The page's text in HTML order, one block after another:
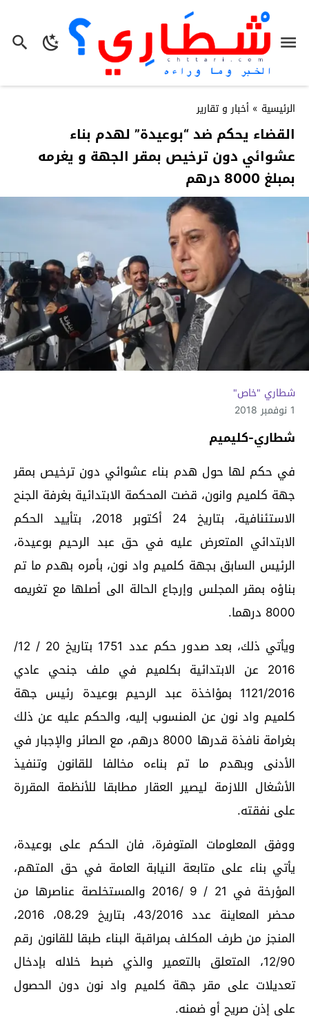
الرئيسية » أخبار و تقارير
القضاء يحكم ضد “بوعيدة” لهدم بناء
عشوائي دون ترخيص بمقر الجهة و يغرمه
بمبلغ 8000 درهم
شطاري "خاص"
1 نوفمبر 2018
شطاري-كليميم
في حكم لها حول هدم بناء عشوائي دون ترخيص بمقر
جهة كلميم وانون، قضت المحكمة الابتدائية بغرفة الجنح
الاستئنافية، بتاريخ 24 أكتوبر 2018، بتأييد الحكم
الابتدائي المتعرض عليه في حق عبد الرحيم بوعيدة،
الرئيس السابق بجهة كلميم واد نون، بأمره بهدم ما تم
بناؤه بمقر المجلس وإرجاع الحالة الى أصلها مع تغريمه
8000 درهما.
ويأتي ذلك، بعد صدور حكم عدد 1751 بتاريخ 20 / 12/
2016 عن الابتدائية بكلميم في ملف جنحي عادي
1121/2016 بمؤاخذة عبد الرحيم بوعيدة رئيس جهة
كلميم واد نون عن المنسوب إليه، والحكم عليه عن ذلك
بغرامة نافذة قدرها 8000 درهم، مع الصائر والإجبار في
الأدنى وبهدم ما تم بناءه مخالفا للقانون وتنفيذ
الأشغال اللازمة ليصير العقار مطابقا للأنظمة المقررة
على نفقته.
ووفق المعلومات المتوفرة، فان الحكم على بوعيدة،
يأتي بناء على متابعة النيابة العامة في حق المتهم،
المؤرخة في 21 / 9 /2016 والمستخلصة عناصرها من
محضر المعاينة عدد 43/2016، بتاريخ 08،29، 2016،
المنجز من طرف المكلف بمراقبة البناء طبقا للقانون رقم
12/90، المتعلق بالتعمير والذي ضبط خلاله بإدخال
تعديلات على مقر جهة كلميم واد نون دون الحصول
على إذن صريح أو ضمنه.